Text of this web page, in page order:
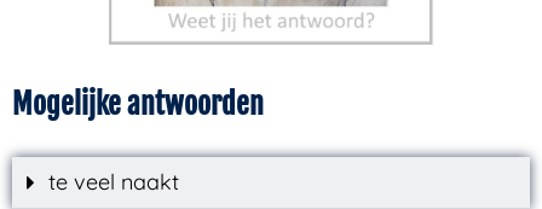
Mogelijke antwoorden
te veel naakt